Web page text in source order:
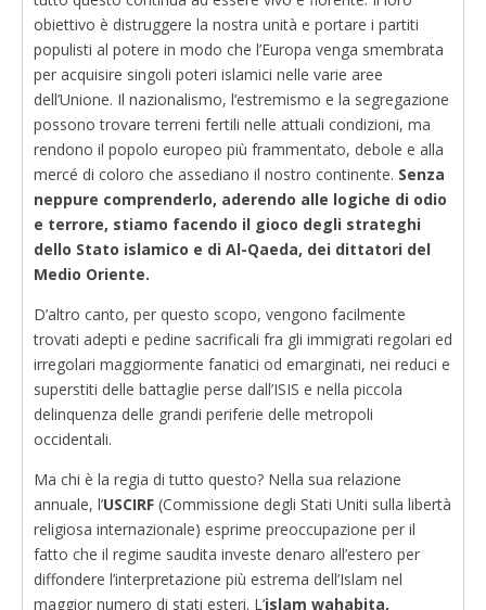
obiettivo è distruggere la nostra unità e portare i partiti
populisti al potere in modo che l’Europa venga smembrata
per acquisire singoli poteri islamici nelle varie aree
dell’Unione. Il nazionalismo, l’estremismo e la segregazione
possono trovare terreni fertili nelle attuali condizioni, ma
rendono il popolo europeo più frammentato, debole e alla
mercé di coloro che assediano il nostro continente. Senza
neppure comprenderlo, aderendo alle logiche di odio
e terrore, stiamo facendo il gioco degli strateghi
dello Stato islamico e di Al-Qaeda, dei dittatori del
Medio Oriente.
D’altro canto, per questo scopo, vengono facilmente
trovati adepti e pedine sacrificali fra gli immigrati regolari ed
irregolari maggiormente fanatici od emarginati, nei reduci e
superstiti delle battaglie perse dall’ISIS e nella piccola
delinquenza delle grandi periferie delle metropoli
occidentali.
Ma chi è la regia di tutto questo? Nella sua relazione
annuale, l’USCIRF (Commissione degli Stati Uniti sulla libertà
religiosa internazionale) esprime preoccupazione per il
fatto che il regime saudita investe denaro all’estero per
diffondere l’interpretazione più estrema dell’Islam nel
maggior numero di stati esteri. L’islam wahabita,